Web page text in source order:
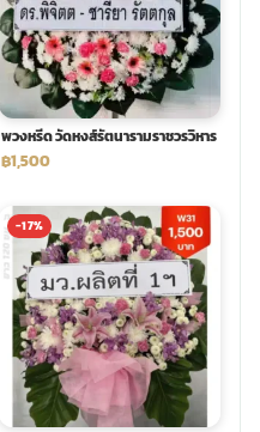
พวงหรีด วัดหงส์รัตนารามราชวรวิหาร
฿1,500
-17%